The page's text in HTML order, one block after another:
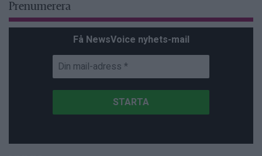
Prenumerera
Få NewsVoice nyhets-mail